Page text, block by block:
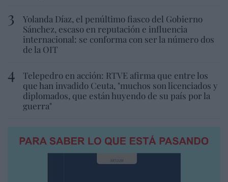
Yolanda Díaz, el penúltimo fiasco del Gobierno
Sánchez, escaso en reputación e influencia
internacional: se conforma con ser la número dos
de la OIT
Telepedro en acción: RTVE afirma que entre los
que han invadido Ceuta, "muchos son licenciados y
diplomados, que están huyendo de su país por la
guerra"